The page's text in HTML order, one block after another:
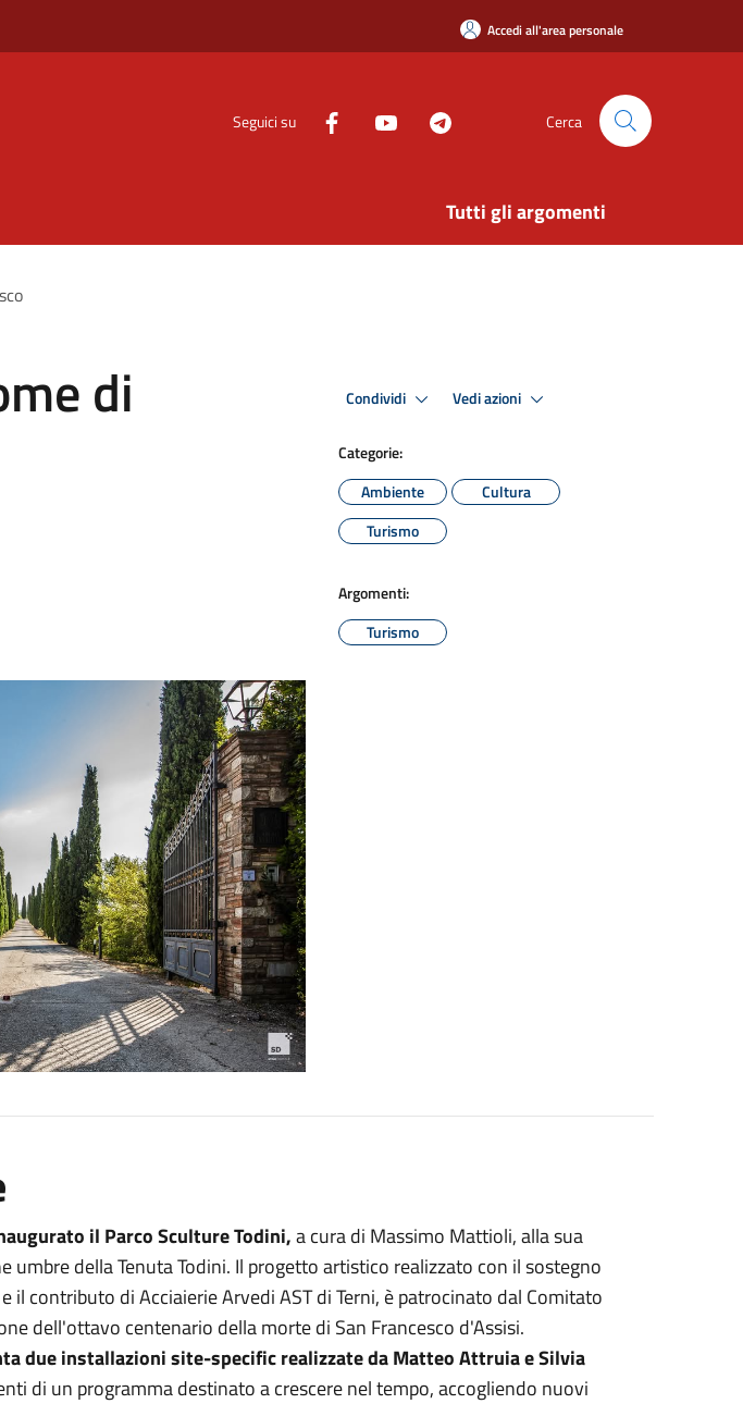
Accedi all'area personale
Seguici su Cerca
Tutti gli argomenti
di Condividi Vedi azioni
Categorie:
Ambiente
Cultura
Turismo
Argomenti:
Turismo
il Parco Sculture Todini,a cura di Massimo Mattioli, alla sua
umbre della Tenuta Todini. Il progetto artistico realizzato con il sostegno
il contributo di Acciaierie Arvedi AST di Terni, è patrocinato dal Comitato
dell'ottavo centenario della morte di San Francesco d'Assisi.
due installazioni site-specific realizzate da Matteo Attruia e Silvia
di un programma destinato a crescere nel tempo, accogliendo nuovi